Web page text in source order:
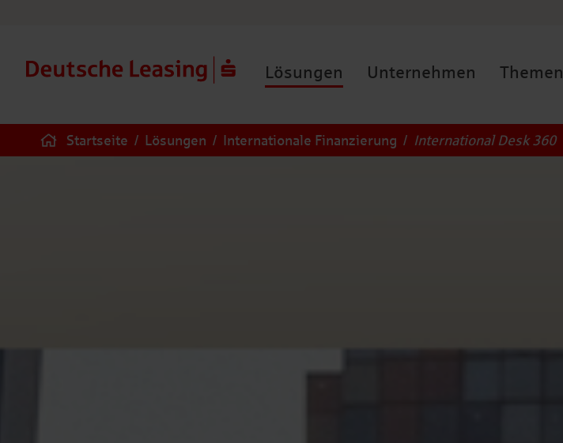
Lösungen Unternehmen Themen
Startseite / Lösungen / Internationale Finanzierung / International Desk 360